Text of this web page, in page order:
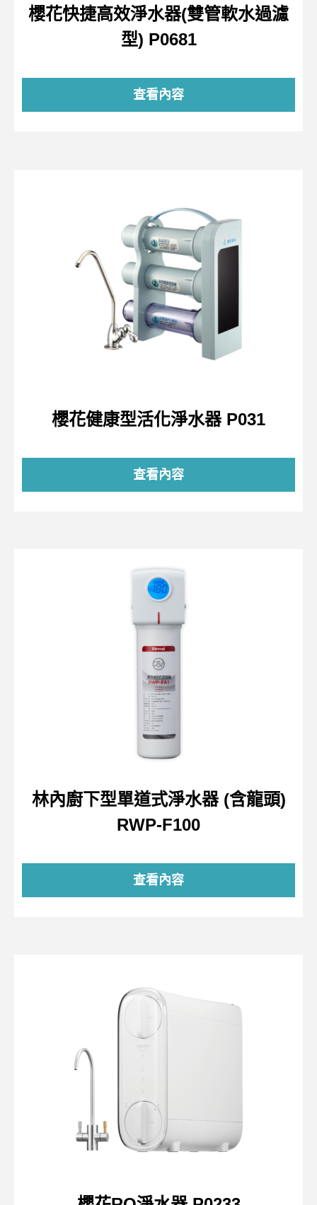
櫻花快捷高效淨水器(雙管軟水過濾
型) P0681
查看內容
櫻花健康型活化淨水器 P031
查看內容
林內廚下型單道式淨水器 (含龍頭)
RWP-F100
查看內容